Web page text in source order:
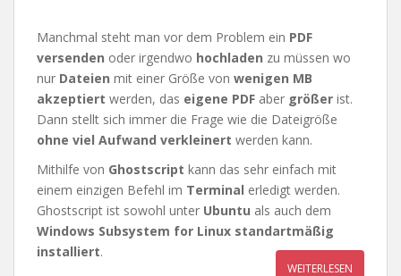
Manchmal steht man vor dem Problem ein PDF
versenden oder irgendwo hochladen zu müssen wo
nur Dateien mit einer Größe von wenigen MB
akzeptiert werden, das eigene PDF aber größer ist.
Dann stellt sich immer die Frage wie die Dateigröße
ohne viel Aufwand verkleinert werden kann.
Mithilfe von Ghostscript kann das sehr einfach mit
einem einzigen Befehl im Terminal erledigt werden.
Ghostscript ist sowohl unter Ubuntu als auch dem
Windows Subsystem for Linux standartmäßig
installiert.
WEITERLESEN